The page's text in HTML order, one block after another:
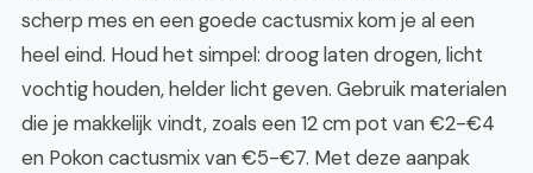
scherp mes en een goede cactusmix kom je al een
heel eind. Houd het simpel: droog laten drogen, licht
vochtig houden, helder licht geven. Gebruik materialen
die je makkelijk vindt, zoals een 12 cm pot van €2-€4
en Pokon cactusmix van €5-€7. Met deze aanpak